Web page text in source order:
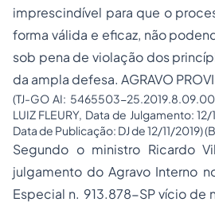
imprescindível para que o
forma válida e eficaz, não
sob pena de violação dos
da ampla defesa. AGRAVO
(TJ-GO AI: 5465503-
LUIZ FLEURY, Data de Julgamento:
Data de Publicação: DJ de 12/11/2019)
Segundo o ministro Ricardo
julgamento do Agravo Interno
Especial n. 913.878-SP vício de